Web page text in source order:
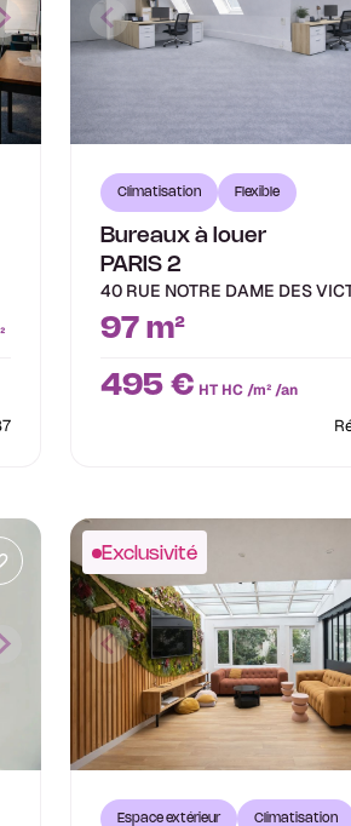
Climatisation Flexible
Bureaux à louer
PARIS 2
40 RUE NOTRE DAME DES
97 m²
495 € HT HC /m² /an
Exclusivité
Espace extérieur Climatisation